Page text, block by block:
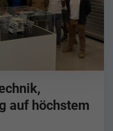
auf höchstem